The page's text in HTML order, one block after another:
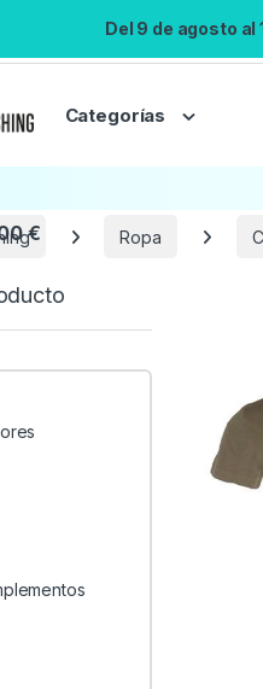
Del 9 de agosto
Categorías
Ropa